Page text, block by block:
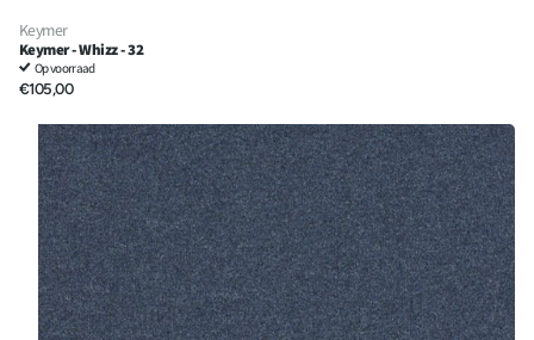
Keymer
Keymer - Whizz - 32
Op voorraad
€105,00